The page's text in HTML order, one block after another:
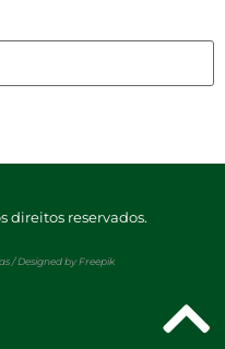
direitos reservados.
/Designed by Freepik